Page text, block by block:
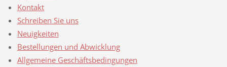
Kontakt
Schreiben Sie uns
Neuigkeiten
Bestellungen und Abwicklung
Allgemeine Geschäftsbedingungen